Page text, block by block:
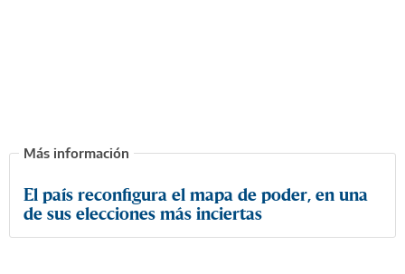
El país reconfigura el mapa de poder, en una
de sus elecciones más inciertas